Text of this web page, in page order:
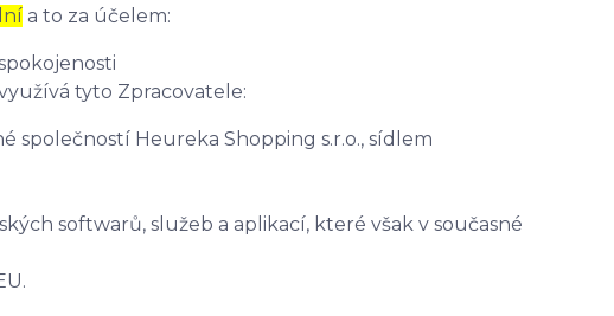
a to za účelem:
tyto Zpracovatele:
společností Heureka Shopping s.r.o., sídlem
softwarů, služeb a aplikací, které však v současné